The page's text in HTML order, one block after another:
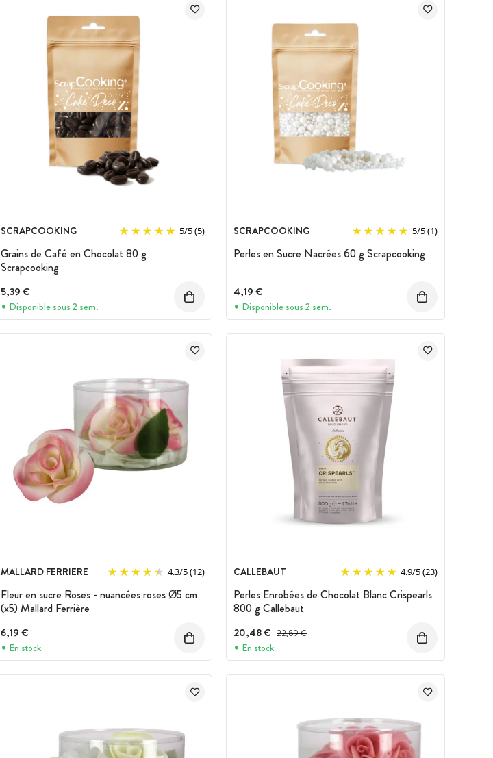
SCRAPCOOKING 5/5(5)
Grains de Café en Chocolat 80 g
Scrapcooking
5,39 €
Disponible sous 2 sem.
SCRAPCOOKING 5/5(1)
Perles en Sucre Nacrées 60 g Scrapcooking
4,19 €
Disponible sous 2 sem.
MALLARD FERRIERE 4.3/5(12)
Fleur en sucre Roses - nuancées roses Ø5 cm
(x5) Mallard Ferrière
6,19 €
En stock
CALLEBAUT 4.9/5(23)
Perles Enrobées de Chocolat Blanc Crispearls
800 g Callebaut
20,48 € Prix avant réduction :
22,89 €
En stock